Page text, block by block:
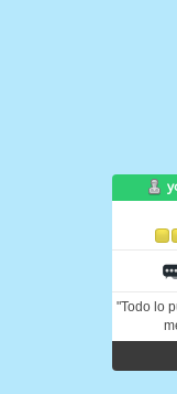
"Todo lo